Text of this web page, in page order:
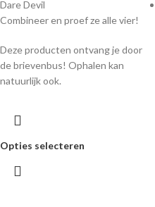
Dare Devil
Combineer en proef ze alle vier!
Deze producten ontvang je door
de brievenbus! Ophalen kan
natuurlijk ook.
Opties selecteren